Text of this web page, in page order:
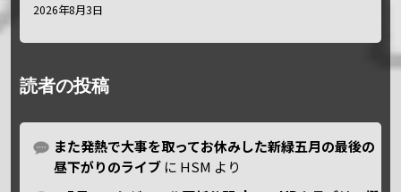
2026年8月3日
読者の投稿
また発熱で大事を取ってお休みした新緑五月の最後の
昼下がりのライブ に HSM より